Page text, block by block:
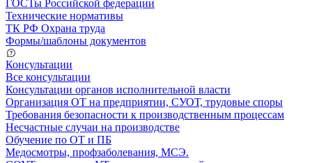
ГОСТы Российской федерации
Технические нормативы
ТК РФ Охрана труда
Формы/шаблоны документов
Консультации
Все консультации
Консультации органов исполнительной власти
Организация ОТ на предприятии, СУОТ, трудовые споры
Требования безопасности к производственным процессам
Несчастные случаи на производстве
Обучение по ОТ и ПБ
Медосмотры, профзаболевания, МСЭ.